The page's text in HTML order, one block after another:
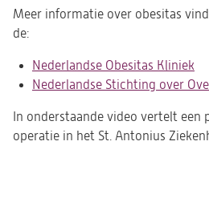
Meer informatie over obesitas
de:
Nederlandse Obesitas Kliniek
in
Nederlandse Stichting over
In onderstaande video vertelt een
operatie in het St. Antonius